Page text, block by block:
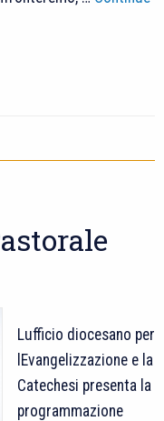
Lufficio diocesano per
lEvangelizzazione e la
Catechesi presenta la
programmazione